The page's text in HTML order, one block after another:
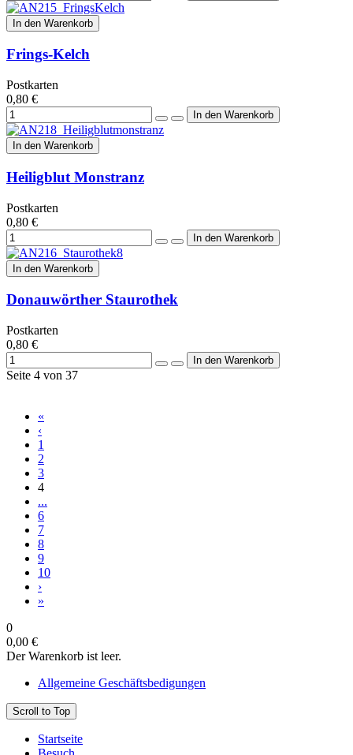
In den Warenkorb
Frings-Kelch
Postkarten
0,80 €
In den Warenkorb
Heiligblut Monstranz
Postkarten
0,80 €
In den Warenkorb
Donauwörther Staurothek
Postkarten
0,80 €
Seite 4 von 37
«
‹
1
2
3
4
...
6
7
8
9
10
›
»
0
0,00 €
Der Warenkorb ist leer.
Allgemeine Geschäftsbedigungen
Scroll to Top
Startseite